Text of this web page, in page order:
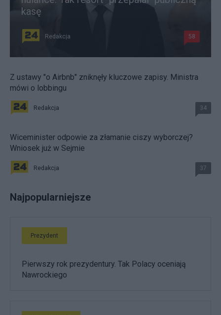
kasę
Redakcja 58
Z ustawy "o Airbnb" zniknęły kluczowe zapisy. Ministra
mówi o lobbingu
Redakcja 34
Wiceminister odpowie za złamanie ciszy wyborczej?
Wniosek już w Sejmie
Redakcja 37
Najpopularniejsze
Prezydent
Pierwszy rok prezydentury. Tak Polacy oceniają
Nawrockiego